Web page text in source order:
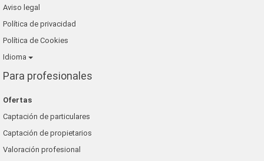
Aviso legal
Política de privacidad
Política de Cookies
Idioma
Para profesionales
Ofertas
Captación de particulares
Captación de propietarios
Valoración profesional